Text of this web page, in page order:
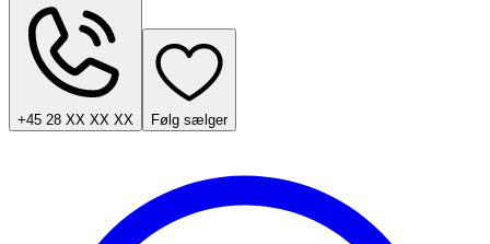
+45 28 XX XX XX Følg sælger